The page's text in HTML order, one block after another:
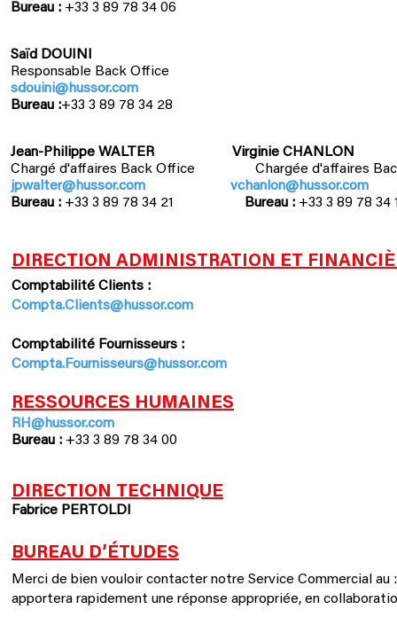
Bureau : +33 3 89 78 34 06
Saïd DOUINI
Responsable Back Office
sdouini@hussor.com
Bureau :+33 3 89 78 34 28
Jean-Philippe WALTER Virginie CHANLON
Chargé d'affaires Back Office Chargée
jpwalter@hussor.com
vchanlon@hussor.com
Bureau : +33 3 89 78 34 21 Bureau : +33 3 89 78
DIRECTION ADMINISTRATION ET
Comptabilité Clients :
Compta.Clients@hussor.com
Comptabilité Fournisseurs :
Compta.Fournisseurs@hussor.com
RESSOURCES HUMAINES
RH@hussor.com
Bureau : +33 3 89 78 34 00
DIRECTION TECHNIQUE
Fabrice PERTOLDI
BUREAU D’ÉTUDES
Merci de bien vouloir contacter notre Service Commercial
apportera rapidement une réponse appropriée, en